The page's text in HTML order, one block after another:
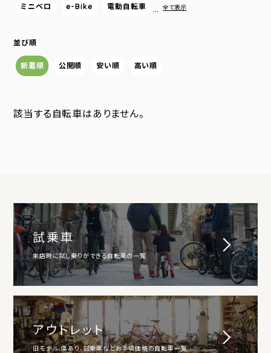
ミニベロ e-Bike 電動自転車 … 全て表示
並び順
新着順 公開順 安い順 高い順
該当する自転車はありません。
試乗車
来店時に試し乗りができる自転車の一覧
アウトレット
旧モデル、傷あり、試乗車などお手頃価格の自転車一覧